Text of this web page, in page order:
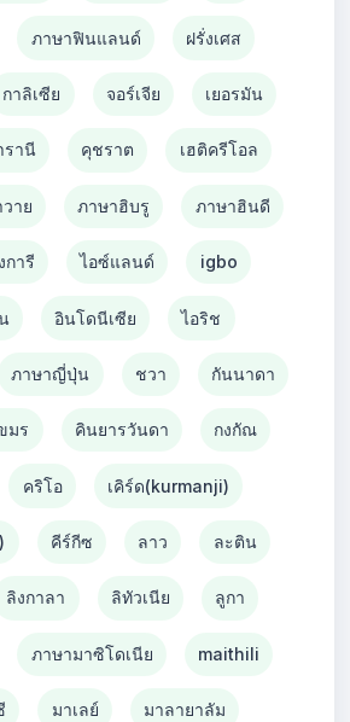
ภาษาฟินแลนด์ ฝรั่งเศส
กาลิเซีย จอร์เจีย เยอรมัน
รานี คุชราต เฮติครีโอล
าย ภาษาฮิบรู ภาษาฮินดี
การี ไอซ์แลนด์ igbo
อินโดนีเซีย ไอริช
ภาษาญี่ปุ่น ชวา กันนาดา
มร คินยารวันดา กงกัณ
คริโอ เคิร์ด(kurmanji)
คีร์กีซ ลาว ละติน
ลิงกาลา ลิทัวเนีย ลูกา
ภาษามาซิโดเนีย maithili
มาเลย์ มาลายาลัม